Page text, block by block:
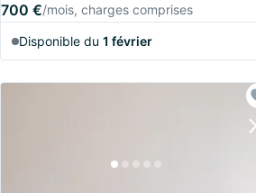
700 €/mois, charges comprises
Disponible du 1 février